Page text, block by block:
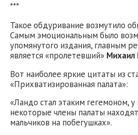
***
Такое обдуривание возмутило
Самым эмоциональным было
упомянутого издания, главным
является «пролетевший»
Вот наиболее яркие цитаты из
«Прихватизированная палата»:
«Ландо стал этаким гегемоном, у
некоторые члены палаты
мальчиков на побегушках».